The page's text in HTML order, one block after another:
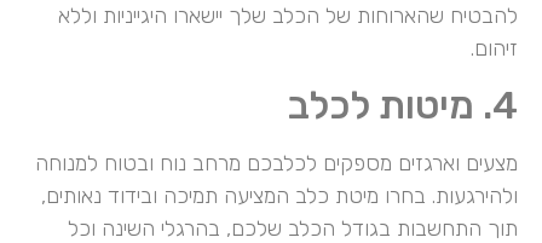
להבטיח שהארוחות של הכלב שלך יישארו היגייניות וללא
זיהום.
4. מיטות לכלב
מצעים וארגזים מספקים לכלבכם מרחב נוח ובטוח למנוחה
ולהירגעות. בחרו מיטת כלב המציעה תמיכה ובידוד נאותים,
תוך התחשבות בגודל הכלב שלכם, בהרגלי השינה וכל